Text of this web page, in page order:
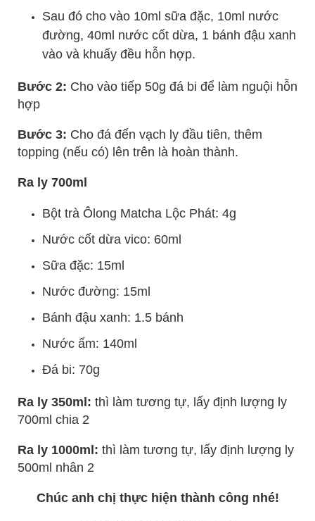
Sau đó cho vào 10ml sữa đặc, 10ml nước
đường, 40ml nước cốt dừa, 1 bánh đậu xanh
vào và khuấy đều hỗn hợp.
Bước 2: Cho vào tiếp 50g đá bi để làm nguội hỗn
hợp
Bước 3: Cho đá đến vạch ly đầu tiên, thêm
topping (nếu có) lên trên là hoàn thành.
Ra ly 700ml
Bột trà Ôlong Matcha Lộc Phát: 4g
Nước cốt dừa vico: 60ml
Sữa đặc: 15ml
Nước đường: 15ml
Bánh đậu xanh: 1.5 bánh
Nước ấm: 140ml
Đá bi: 70g
Ra ly 350ml: thì làm tương tự, lấy định lượng ly
700ml chia 2
Ra ly 1000ml: thì làm tương tự, lấy định lượng ly
500ml nhân 2
Chúc anh chị thực hiện thành công nhé!